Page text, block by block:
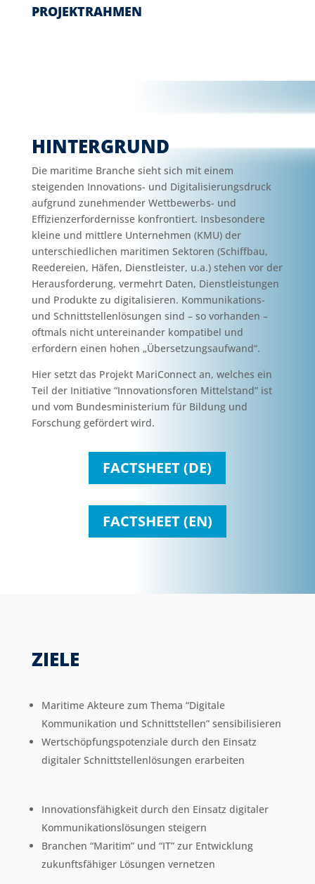
PROJEKTRAHMEN
HINTERGRUND
Die maritime Branche sieht sich mit einem
steigenden Innovations- und Digitalisierungsdruck
aufgrund zunehmender Wettbewerbs- und
Effizienzerfordernisse konfrontiert. Insbesondere
kleine und mittlere Unternehmen (KMU) der
unterschiedlichen maritimen Sektoren (Schiffbau,
Reedereien, Häfen, Dienstleister, u.a.) stehen vor der
Herausforderung, vermehrt Daten, Dienstleistungen
und Produkte zu digitalisieren. Kommunikations-
und Schnittstellenlösungen sind – so vorhanden –
oftmals nicht untereinander kompatibel und
erfordern einen hohen „Übersetzungsaufwand“.
Hier setzt das Projekt MariConnect an, welches ein
Teil der Initiative “Innovationsforen Mittelstand” ist
und vom Bundesministerium für Bildung und
Forschung gefördert wird.
FACTSHEET (DE)
FACTSHEET (EN)
ZIELE
Maritime Akteure zum Thema “Digitale
Kommunikation und Schnittstellen” sensibilisieren
Wertschöpfungspotenziale durch den Einsatz
digitaler Schnittstellenlösungen erarbeiten
Innovationsfähigkeit durch den Einsatz digitaler
Kommunikationslösungen steigern
Branchen “Maritim” und “IT” zur Entwicklung
zukunftsfähiger Lösungen vernetzen